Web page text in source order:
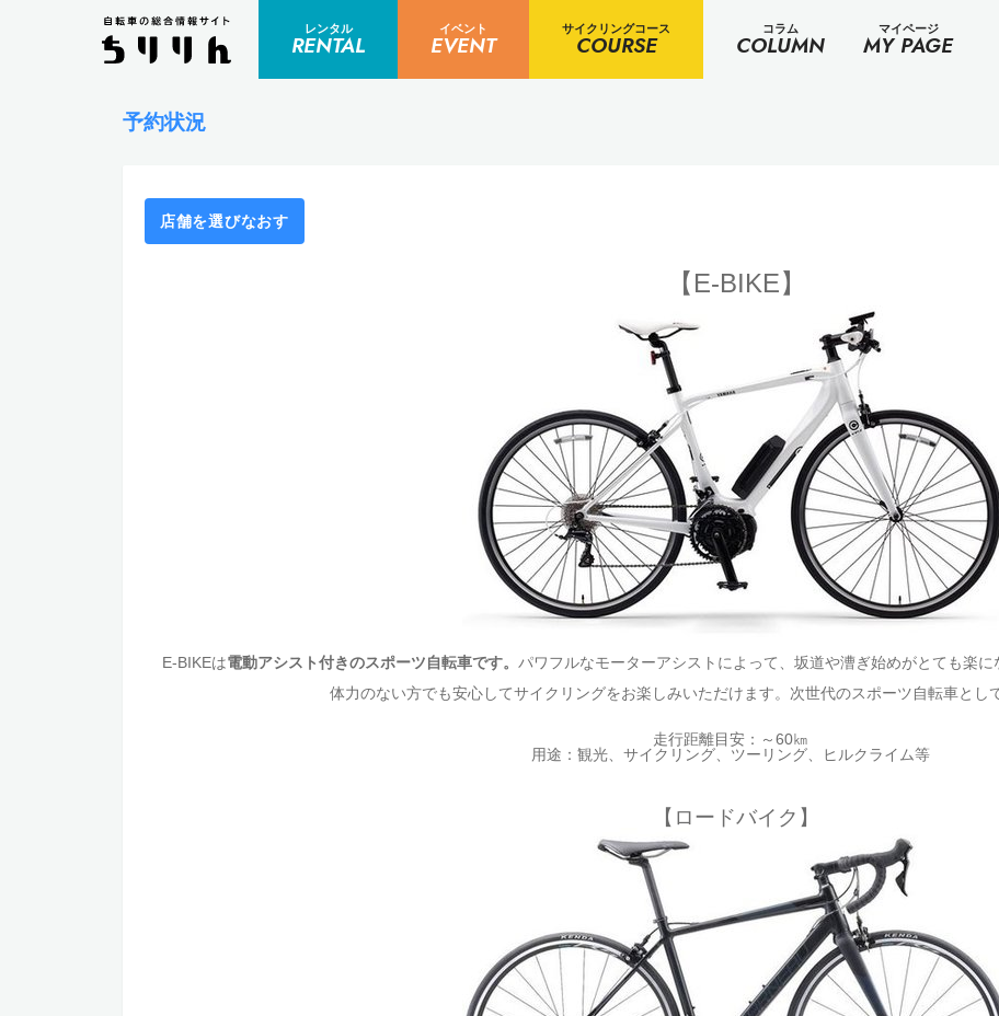
レンタル
RENTAL
イベント
EVENT
サイクリングコース
COURSE
コラム
COLUMN
マイページ
MY PAGE
予約状況
店舗を選びなおす
【E-BIKE】
E-BIKEは電動アシスト付きのスポーツ自転車です。 パワフルなモーターアシストによって、坂道や漕ぎ始めがとても楽に
体力のない方でも安心してサイクリングをお楽しみいただけます。次世代のスポーツ自転車とし
走行距離目安：～60㎞
用途：観光、サイクリング、ツーリング、ヒルクライム等
【ロードバイク】